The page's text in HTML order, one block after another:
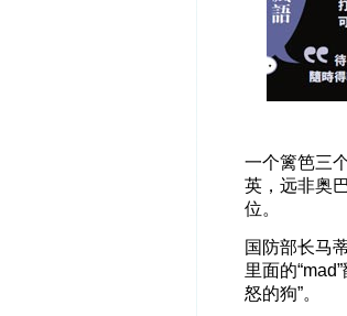
一个篱笆三
英，远非奥
位。
国防部长马
里面的
怒的狗”。